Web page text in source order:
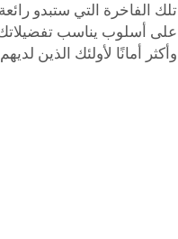
تلك الفاخرة التي ستبدو
على أسلوب يناسب
وأكثر أمانًا لأولئك الذين